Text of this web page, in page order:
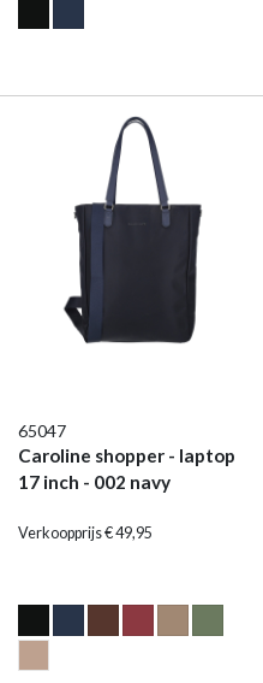
65047
Caroline shopper - laptop
17 inch - 002 navy
Verkoopprijs € 49,95